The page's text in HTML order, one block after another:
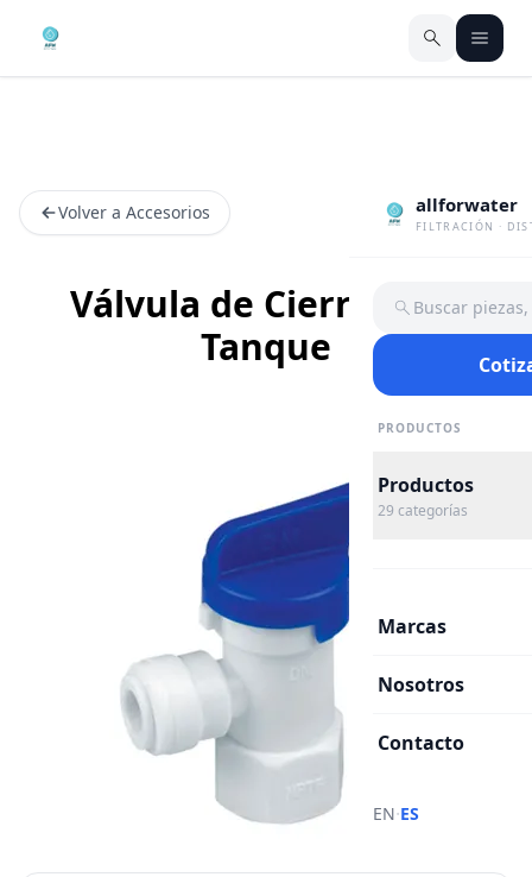
allforwater
FILTRACIÓN ·
Buscar
PRODUCTOS
Productos
29 categorías
Marcas
Nosotros
Contacto
EN·ES
Volver a Accesorios
Válvula de Cierre para
Tanque